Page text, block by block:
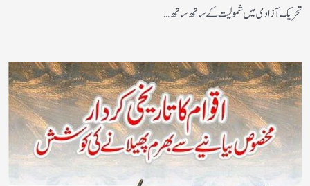
تحریک آزادی میں شمولیت کے ساتھ ساتھ…